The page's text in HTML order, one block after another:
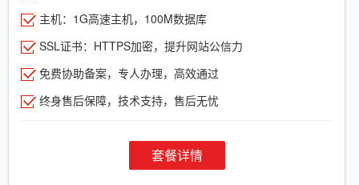
主机：1G高速主机，100M数据库
SSL证书：HTTPS加密，提升网站公信力
免费协助备案，专人办理，高效通过
终身售后保障，技术支持，售后无忧
套餐详情